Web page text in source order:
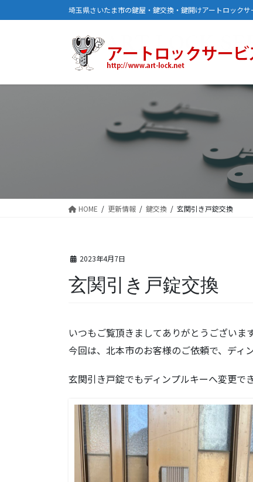
ン
ビ
埼玉県さいたま市の鍵屋・鍵交換・鍵開けアートロックサ
HOME 更新情報 鍵交換 玄関引き戸錠交換
2023年4月7日
玄関引き戸錠交換
いつもご覧頂きましてありがとうございます
今回は、北本市のお客様のご依頼で、ディ
玄関引き戸錠でもディンプルキーへ変更で